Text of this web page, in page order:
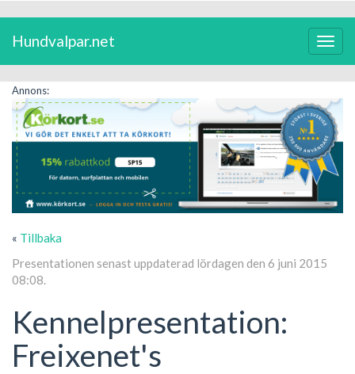
Växla
Hundvalpar.net
Annons:
« Tillbaka
Presentationen senast uppdaterad lördagen den 6 juni 2015
08:08.
Kennelpresentation:
Freixenet's